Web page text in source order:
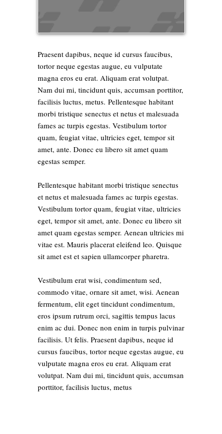
Praesent dapibus, neque id cursus faucibus,
tortor neque egestas augue, eu vulputate
magna eros eu erat. Aliquam erat volutpat.
Nam dui mi, tincidunt quis, accumsan porttitor,
facilisis luctus, metus. Pellentesque habitant
morbi tristique senectus et netus et malesuada
fames ac turpis egestas. Vestibulum tortor
quam, feugiat vitae, ultricies eget, tempor sit
amet, ante. Donec eu libero sit amet quam
egestas semper.
Pellentesque habitant morbi tristique senectus
et netus et malesuada fames ac turpis egestas.
Vestibulum tortor quam, feugiat vitae, ultricies
eget, tempor sit amet, ante. Donec eu libero sit
amet quam egestas semper. Aenean ultricies mi
vitae est. Mauris placerat eleifend leo. Quisque
sit amet est et sapien ullamcorper pharetra.
Vestibulum erat wisi, condimentum sed,
commodo vitae, ornare sit amet, wisi. Aenean
fermentum, elit eget tincidunt condimentum,
eros ipsum rutrum orci, sagittis tempus lacus
enim ac dui. Donec non enim in turpis pulvinar
facilisis. Ut felis. Praesent dapibus, neque id
cursus faucibus, tortor neque egestas augue, eu
vulputate magna eros eu erat. Aliquam erat
volutpat. Nam dui mi, tincidunt quis, accumsan
porttitor, facilisis luctus, metus